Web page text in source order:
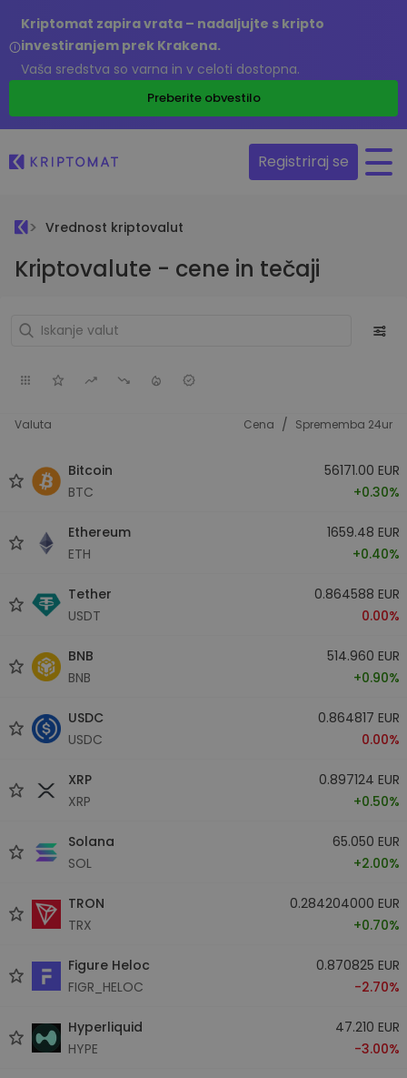
Kriptomat zapira vrata – nadaljujte s kripto
investiranjem prek Krakena.
Vaša sredstva so varna in v celoti dostopna.
Preberite obvestilo
Registriraj se
Vrednost kriptovalut
Kriptovalute - cene in tečaji
Valuta Cena / Sprememba 24ur
Bitcoin
BTC
56171.00 EUR
+0.30%
Ethereum
ETH
1659.48 EUR
+0.40%
Tether
USDT
0.864588 EUR
0.00%
BNB
BNB
514.960 EUR
+0.90%
USDC
USDC
0.864817 EUR
0.00%
XRP
XRP
0.897124 EUR
+0.50%
Solana
SOL
65.050 EUR
+2.00%
TRON
TRX
0.284204000 EUR
+0.70%
Figure Heloc
FIGR_HELOC
0.870825 EUR
-2.70%
Hyperliquid
HYPE
47.210 EUR
-3.00%